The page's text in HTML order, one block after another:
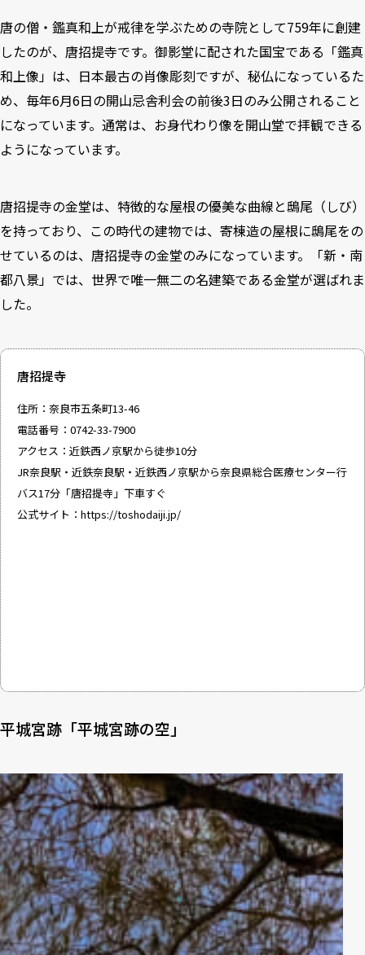
唐の僧・鑑真和上が戒律を学ぶための寺院として759年に創建
したのが、唐招提寺です。御影堂に配された国宝である「鑑真
和上像」は、日本最古の肖像彫刻ですが、秘仏になっているた
め、毎年6月6日の開山忌舎利会の前後3日のみ公開されること
になっています。通常は、お身代わり像を開山堂で拝観できる
ようになっています。
唐招提寺の金堂は、特徴的な屋根の優美な曲線と鴟尾（しび）
を持っており、この時代の建物では、寄棟造の屋根に鴟尾をの
せているのは、唐招提寺の金堂のみになっています。「新・南
都八景」では、世界で唯一無二の名建築である金堂が選ばれま
した。
唐招提寺
住所：奈良市五条町13-46
電話番号：0742-33-7900
アクセス：近鉄西ノ京駅から徒歩10分
JR奈良駅・近鉄奈良駅・近鉄西ノ京駅から奈良県総合医療センター行
バス17分「唐招提寺」下車すぐ
公式サイト： https://toshodaiji.jp/
平城宮跡「平城宮跡の空」